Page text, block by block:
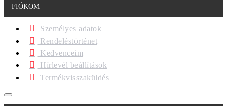
FIÓKOM
Személyes adatok
Rendeléstörténet
Kedvenceim
Hírlevél beállítások
Termékvisszaküldés